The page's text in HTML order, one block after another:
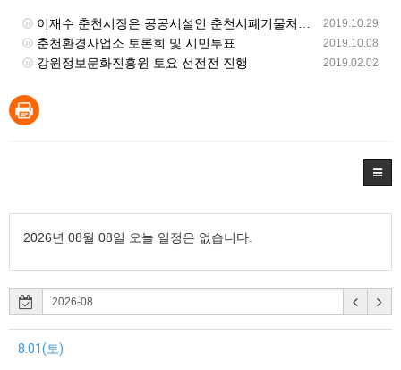
2019.10.29
이재수 춘천시장은 공공시설인 춘천시폐기물처리시설(춘천환경공원)의 민간위탁을 해지하고 직접운영 결단하라!
2019.10.08
춘천환경사업소 토론회 및 시민투표
2019.02.02
강원정보문화진흥원 토요 선전전 진행
2026년 08월 08일 오늘 일정은 없습니다.
8.01(토)